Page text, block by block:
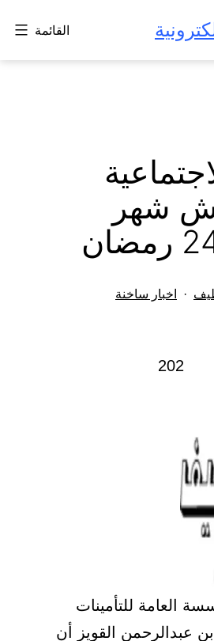
القائمة
شهر
مصنف
اخبار ساخنة
العامة للتأمينات
بن عبدالرحمن القويز أن